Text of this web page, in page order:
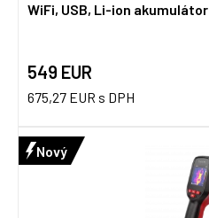
WiFi, USB, Li-ion akumulátor
549 EUR
675,27 EUR s DPH
Nový